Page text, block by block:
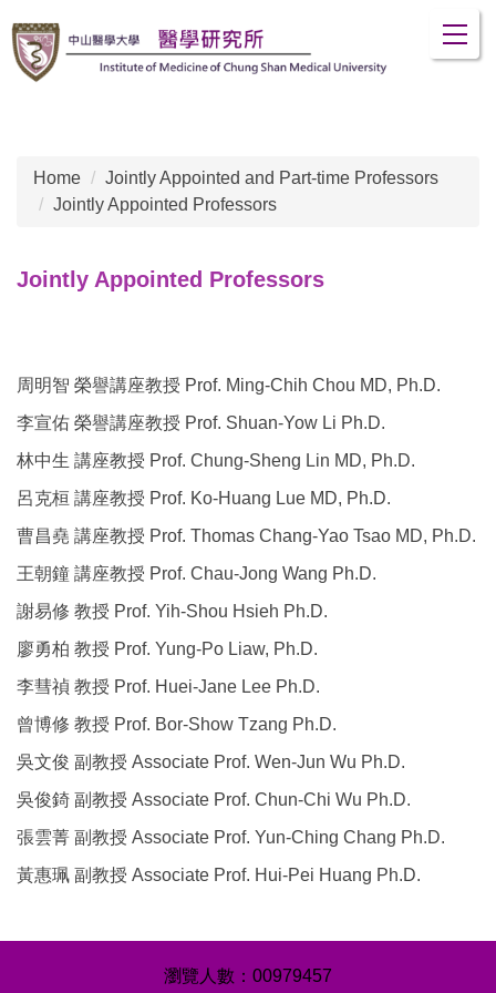
to
the
Home
Jointly Appointed and Part-time Professors
Jointly Appointed Professors
Jointly Appointed Professors
周明智 榮譽講座教授 Prof. Ming-Chih Chou MD, Ph.D.
李宣佑 榮譽講座教授 Prof. Shuan-Yow Li Ph.D.
林中生 講座教授 Prof. Chung-Sheng Lin MD, Ph.D.
呂克桓 講座教授 Prof. Ko-Huang Lue MD, Ph.D.
曹昌堯 講座教授 Prof. Thomas Chang-Yao Tsao MD, Ph.D.
王朝鐘 講座教授 Prof. Chau-Jong Wang Ph.D.
謝易修 教授 Prof. Yih-Shou Hsieh Ph.D.
廖勇柏 教授 Prof. Yung-Po Liaw, Ph.D.
李彗禎 教授 Prof. Huei-Jane Lee Ph.D.
曾博修 教授 Prof. Bor-Show Tzang Ph.D.
吳文俊 副教授 Associate Prof. Wen-Jun Wu Ph.D.
吳俊錡 副教授 Associate Prof. Chun-Chi Wu Ph.D.
張雲菁 副教授 Associate Prof. Yun-Ching Chang Ph.D.
黃惠珮 副教授 Associate Prof. Hui-Pei Huang Ph.D.
00979457